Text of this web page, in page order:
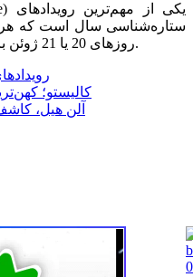
ستاره‌شناسی سال است که هر
روزهای 20 یا 21 ژوئن برابر با 31 خرداد یا 1 تیر روی می‌دهد.
رویدادهای رصدی
کالیستو؛
آلن هیل،